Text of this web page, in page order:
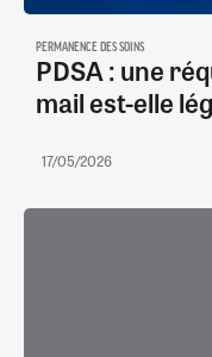
PERMANENCE DES SOINS
PDSA : une
mail est-elle
17/05/2026